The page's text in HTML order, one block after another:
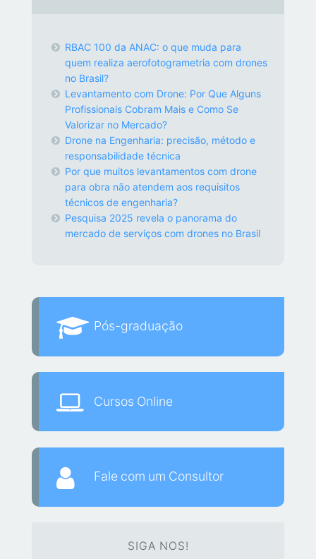
RBAC 100 da ANAC: o que muda para
quem realiza aerofotogrametria com drones
no Brasil?
Levantamento com Drone: Por Que Alguns
Profissionais Cobram Mais e Como Se
Valorizar no Mercado?
Drone na Engenharia: precisão, método e
responsabilidade técnica
Por que muitos levantamentos com drone
para obra não atendem aos requisitos
técnicos de engenharia?
Pesquisa 2025 revela o panorama do
mercado de serviços com drones no Brasil
Pós-graduação
Cursos Online
Fale com um Consultor
SIGA NOS!